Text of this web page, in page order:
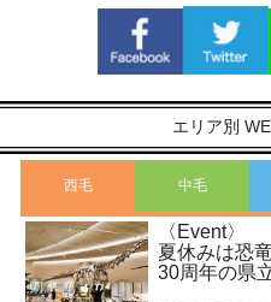
エリア別
西毛 中毛
〈Event〉
夏休みは恐
30周年の県